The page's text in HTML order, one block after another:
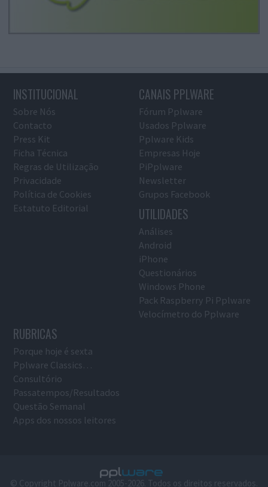
INSTITUCIONAL
Sobre Nós
Contacto
Press Kit
Ficha Técnica
Regras de Utilização
Privacidade
Política de Cookies
Estatuto Editorial
CANAIS PPLWARE
Fórum Pplware
Usados Pplware
Pplware Kids
Empresas Hoje
PiPplware
Newsletter
Grupos Facebook
UTILIDADES
Análises
Android
iPhone
Questionários
Windows Phone
Pack Raspberry Pi Pplware
Velocímetro do Pplware
RUBRICAS
Porque hoje é sexta
Pplware Classics…
Consultório
Passatempos/Resultados
Questão Semanal
Apps dos nossos leitores
© Copyright Pplware.com 2005-2026. Todos os direitos reservados.